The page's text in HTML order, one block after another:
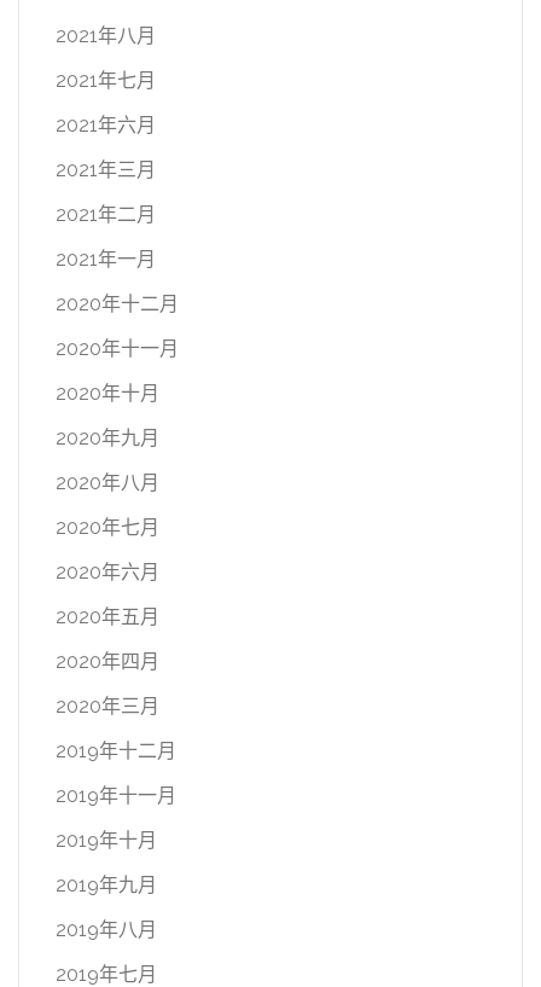
2021年八月
2021年七月
2021年六月
2021年三月
2021年二月
2021年一月
2020年十二月
2020年十一月
2020年十月
2020年九月
2020年八月
2020年七月
2020年六月
2020年五月
2020年四月
2020年三月
2019年十二月
2019年十一月
2019年十月
2019年九月
2019年八月
2019年七月